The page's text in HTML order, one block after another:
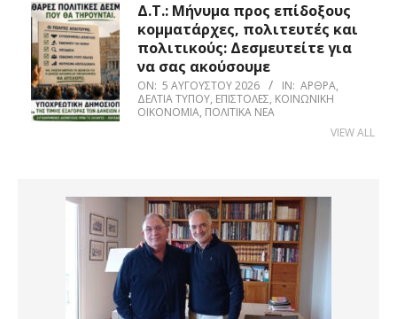
Δ.Τ.: Μήνυμα προς επίδοξους
κομματάρχες, πολιτευτές και
πολιτικούς: Δεσμευτείτε για
να σας ακούσουμε
ON: 5 ΑΥΓΟΎΣΤΟΥ 2026 IN: ΆΡΘΡΑ,
ΔΕΛΤΊΑ ΤΎΠΟΥ, ΕΠΙΣΤΟΛΈΣ, ΚΟΙΝΩΝΙΚΉ
ΟΙΚΟΝΟΜΊΑ, ΠΟΛΙΤΙΚΆ ΝΈΑ
VIEW ALL